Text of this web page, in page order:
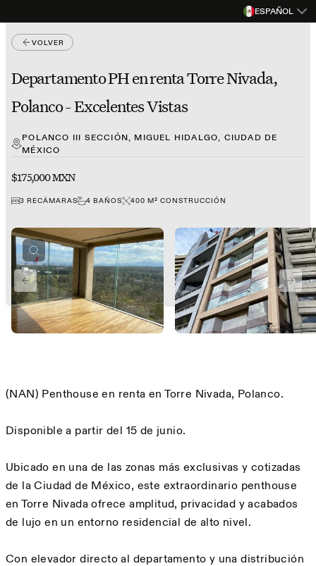
ESPAÑOL
VOLVER
Departamento PH en renta Torre Nivada,
Polanco - Excelentes Vistas
POLANCO III SECCIÓN, MIGUEL HIDALGO, CIUDAD DE
MÉXICO
$175,000 MXN
3 RECÁMARAS 4 BAÑOS 400 M² CONSTRUCCIÓN
PREVIOUS SLIDE
Descripción
(NAN) Penthouse en renta en Torre Nivada, Polanco.
Disponible a partir del 15 de junio.
Ubicado en una de las zonas más exclusivas y cotizadas
de la Ciudad de México, este extraordinario penthouse
en Torre Nivada ofrece amplitud, privacidad y acabados
de lujo en un entorno residencial de alto nivel.
Con elevador directo al departamento y una distribución